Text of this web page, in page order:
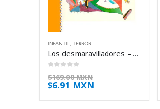
INFANTIL TERROR
Los desmaravilladores – Elsa Bornemann
$169.00 MXN
$6.91 MXN